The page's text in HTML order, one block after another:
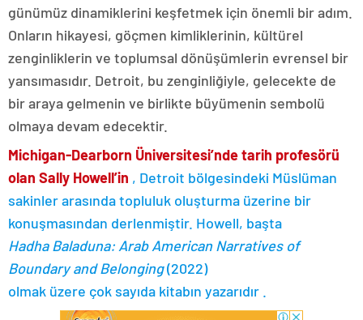
günümüz dinamiklerini keşfetmek için önemli bir adım.
Onların hikayesi, göçmen kimliklerinin, kültürel
zenginliklerin ve toplumsal dönüşümlerin evrensel bir
yansımasıdır. Detroit, bu zenginliğiyle, gelecekte de
bir araya gelmenin ve birlikte büyümenin sembolü
olmaya devam edecektir.
Michigan-Dearborn Üniversitesi’nde tarih profesörü
olan Sally Howell’in , Detroit bölgesindeki Müslüman
sakinler arasında topluluk oluşturma üzerine bir
konuşmasından derlenmiştir. Howell, başta
Hadha Baladuna: Arab American Narratives of
Boundary and Belonging(2022)
olmak üzere çok sayıda kitabın yazarıdır .